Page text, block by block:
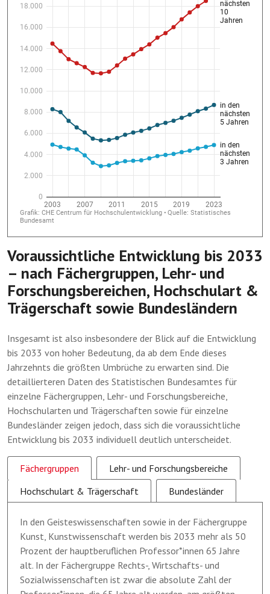
Voraussichtliche Entwicklung bis 2033
– nach Fächergruppen, Lehr- und
Forschungsbereichen, Hochschulart &
Trägerschaft sowie Bundesländern
Insgesamt ist also insbesondere der Blick auf die Entwicklung
bis 2033 von hoher Bedeutung, da ab dem Ende dieses
Jahrzehnts die größten Umbrüche zu erwarten sind. Die
detaillierteren Daten des Statistischen Bundesamtes für
einzelne Fächergruppen, Lehr- und Forschungsbereiche,
Hochschularten und Trägerschaften sowie für einzelne
Bundesländer zeigen jedoch, dass sich die voraussichtliche
Entwicklung bis 2033 individuell deutlich unterscheidet.
Fächergruppen
Lehr- und Forschungsbereiche
Hochschulart & Trägerschaft
Bundesländer
In den Geisteswissenschaften sowie in der Fächergruppe
Kunst, Kunstwissenschaft werden bis 2033 mehr als 50
Prozent der hauptberuflichen Professor*innen 65 Jahre
alt. In der Fächergruppe Rechts-, Wirtschafts- und
Sozialwissenschaften ist zwar die absolute Zahl der